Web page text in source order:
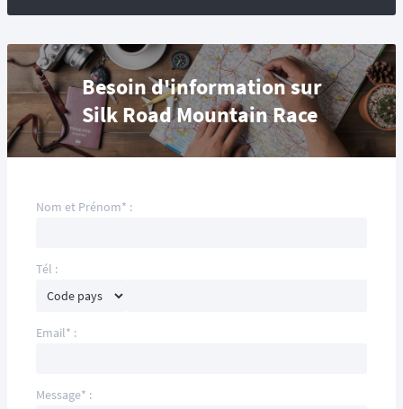
Besoin d'information sur
Silk Road Mountain Race
Nom et Prénom* :
Tél :
Email* :
Message* :